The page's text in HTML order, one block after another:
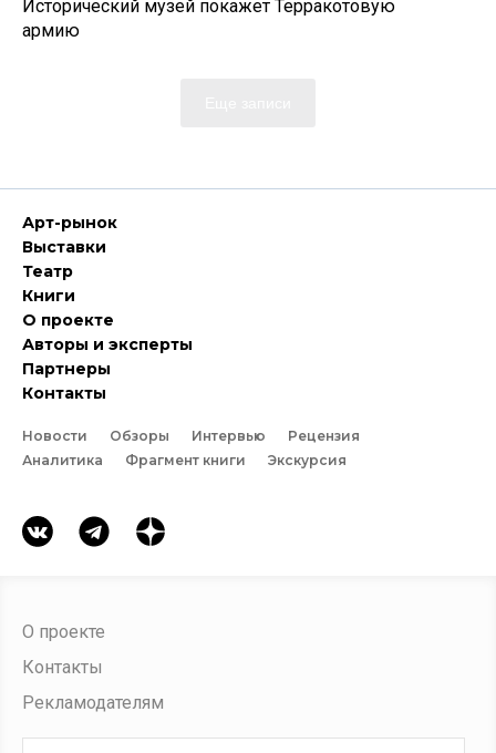
Исторический музей покажет Терракотовую
армию
Арт-рынок
Выставки
Театр
Книги
О проекте
Авторы и эксперты
Партнеры
Контакты
Новости Обзоры Интервью
Рецензия
Аналитика
Фрагмент книги Экскурсия
О проекте
Контакты
Рекламодателям